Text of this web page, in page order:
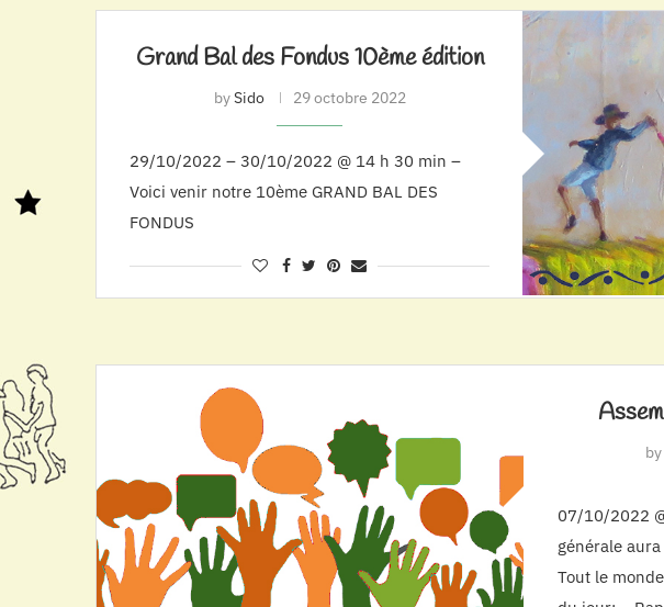
Grand Bal des Fondus 10ème édition
bySido 29 octobre 2022
29/10/2022 – 30/10/2022 @ 14 h 30 min –
Voici venir notre 10ème GRAND BAL DES
FONDUS
07/10/2022
générale
Tout le